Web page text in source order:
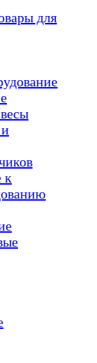
для
к